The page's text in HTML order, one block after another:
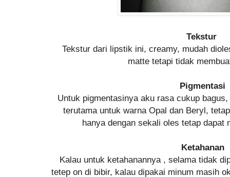
Tekstur
Tekstur dari lipstik ini, creamy, mudah
matte tetapi tidak
Pigmentasi
Untuk pigmentasinya aku rasa cukup
terutama untuk warna Opal dan Beryl,
hanya dengan sekali oles tetap dapat
Ketahanan
Kalau untuk ketahanannya , selama tidak
tetep on di bibir, kalau dipakai minum masih